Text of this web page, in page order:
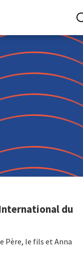
du
Père, le fils et Anna